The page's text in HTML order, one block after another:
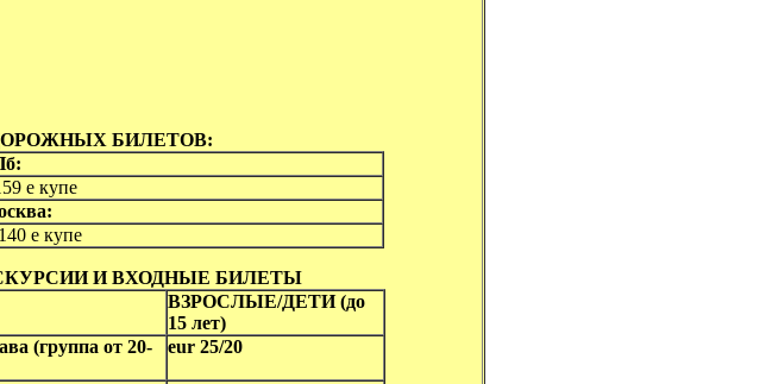
БИЛЕТОВ:
е купе
е купе
И ВХОДНЫЕ БИЛЕТЫ
ВЗРОСЛЫЕ/ДЕТИ (до
15 лет)
(группа от 20-
eur 25/20